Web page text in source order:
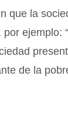
que la
ejemplo:
de la